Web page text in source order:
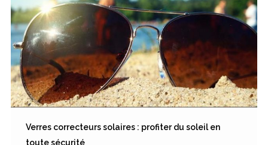
Verres correcteurs solaires : profiter du soleil en
toute sécurité